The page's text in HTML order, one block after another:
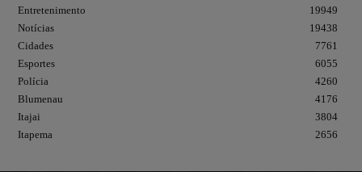
Entretenimento
19949
Notícias
19438
Cidades
7761
Esportes
6055
Polícia
4260
Blumenau
4176
Itajai
3804
Itapema
2656